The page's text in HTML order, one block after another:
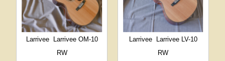
Larrivee
Larrivee OM-10
RW
Larrivee
Larrivee LV-10
RW